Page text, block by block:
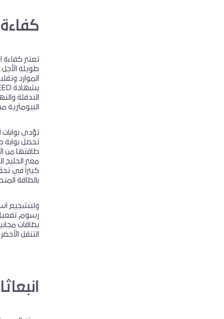
تعتبر
طويلة
الموارد
التدفئة
البيومترية
تؤدي
معبر الخليج
كبيراً في
بالطاقة
ولتشجيع
التنقل